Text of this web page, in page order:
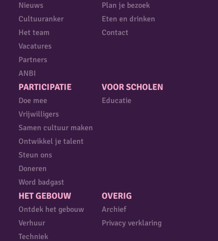
Nieuws
Cultuuranker
Het team
Vacatures
Partners
ANBI
Plan je bezoek
Eten en drinken
Contact
PARTICIPATIE
Doe mee
Vrijwilligers
Samen cultuur maken
Ontwikkel je talent
Steun ons
Doneren
Word badgast
VOOR SCHOLEN
Educatie
HET GEBOUW
Ontdek het gebouw
Verhuur
Techniek
OVERIG
Archief
Privacy verklaring